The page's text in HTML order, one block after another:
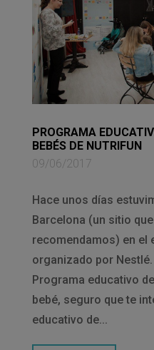
PROGRAMA
BEBÉS DE NUTRIFUN
09/06/2017
Hace unos días
Barcelona (un sitio
recomendamos) en el
organizado por
Programa educativo
bebé, seguro que te
educativo de...